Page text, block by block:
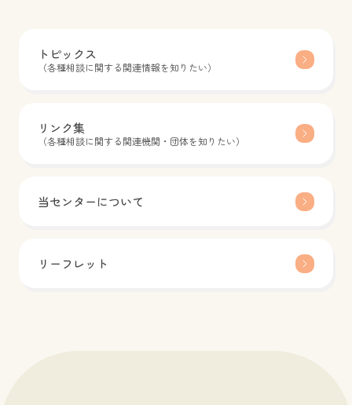
トピックス
（各種相談に関する関連情報を知りたい）
リンク集
（各種相談に関する関連機関・団体を知りたい）
当センターについて
リーフレット